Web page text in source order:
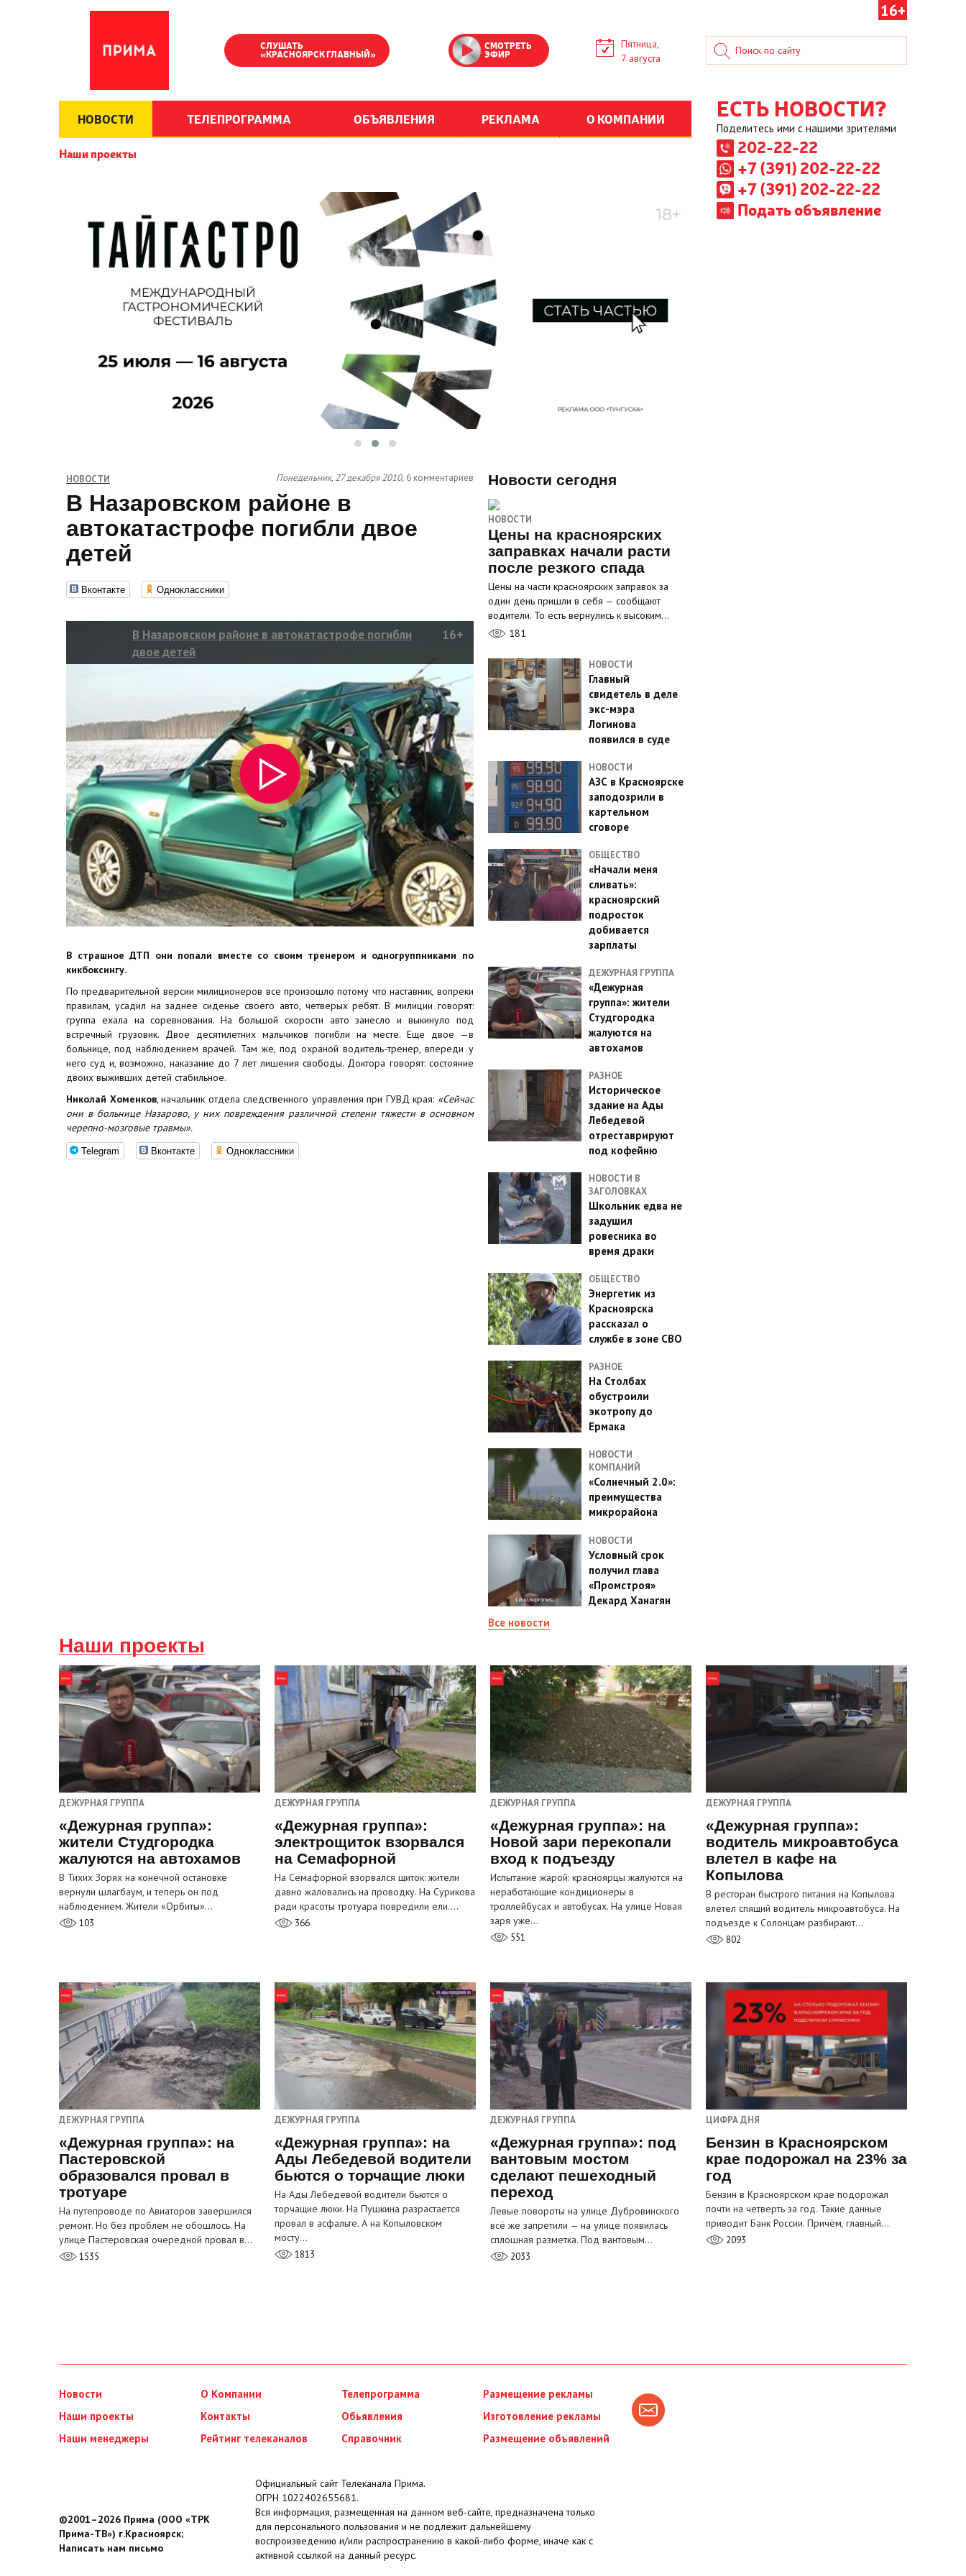
16+
СЛУШАТЬ
«КРАСНОЯРСК ГЛАВНЫЙ»
СМОТРЕТЬ
ЭФИР
Пятница,
7 августа
НОВОСТИ ТЕЛЕПРОГРАММА ОБЪЯВЛЕНИЯ РЕКЛАМА О КОМПАНИИ
Наши проекты
ЕСТЬ НОВОСТИ?
Поделитесь ими с нашими зрителями
202-22-22
+7 (391) 202-22-22
+7 (391) 202-22-22
Подать объявление
НОВОСТИ Понедельник, 27 декабря 2010, 6 комментариев
В Назаровском районе в
автокатастрофе погибли двое
детей
Вконтакте Одноклассники
В Назаровском районе в автокатастрофе погибли
двое детей
16+
В страшное ДТП они попали вместе со своим тренером и одногруппниками по
кикбоксингу.
По предварительной версии милиционеров все произошло потому что наставник, вопреки
правилам, усадил на заднее сиденье своего авто, четверых ребят. В милиции говорят:
группа ехала на соревнования. На большой скорости авто занесло и выкинуло под
встречный грузовик. Двое десятилетних мальчиков погибли на месте. Еще двое —в
больнице, под наблюдением врачей. Там же, под охраной водитель-тренер, впереди у
него суд и, возможно, наказание до 7 лет лишения свободы. Доктора говорят: состояние
двоих выживших детей стабильное.
Николай Хоменков, начальник отдела следственного управления при ГУВД края: «Сейчас
они в больнице Назарово, у них повреждения различной степени тяжести в основном
черепно-мозговые травмы».
Telegram Вконтакте Одноклассники
Новости сегодня
НОВОСТИ
Цены на красноярских
заправках начали расти
после резкого спада
Цены на части красноярских заправок за
один день пришли в себя — сообщают
водители. То есть вернулись к высоким…
181
НОВОСТИ
Главный
свидетель в деле
экс-мэра
Логинова
появился в суде
НОВОСТИ
АЗС в Красноярске
заподозрили в
картельном
сговоре
ОБЩЕСТВО
«Начали меня
сливать»:
красноярский
подросток
добивается
зарплаты
ДЕЖУРНАЯ ГРУППА
«Дежурная
группа»: жители
Студгородка
жалуются на
автохамов
РАЗНОЕ
Историческое
здание на Ады
Лебедевой
отреставрируют
под кофейню
НОВОСТИ В
ЗАГОЛОВКАХ
Школьник едва не
задушил
ровесника во
время драки
ОБЩЕСТВО
Энергетик из
Красноярска
рассказал о
службе в зоне СВО
РАЗНОЕ
На Столбах
обустроили
экотропу до
Ермака
НОВОСТИ
КОМПАНИЙ
«Солнечный 2.0»:
преимущества
микрорайона
НОВОСТИ
Условный срок
получил глава
«Промстроя»
Декард Ханагян
Все новости
Наши проекты
ДЕЖУРНАЯ ГРУППА
«Дежурная группа»:
жители Студгородка
жалуются на автохамов
В Тихих Зорях на конечной остановке
вернули шлагбаум, и теперь он под
наблюдением. Жители «Орбиты»…
103
ДЕЖУРНАЯ ГРУППА
«Дежурная группа»:
электрощиток взорвался
на Семафорной
На Семафорной взорвался щиток: жители
давно жаловались на проводку. На Сурикова
ради красоты тротуара повредили ели.…
366
ДЕЖУРНАЯ ГРУППА
«Дежурная группа»: на
Новой зари перекопали
вход к подъезду
Испытание жарой: красноярцы жалуются на
неработающие кондиционеры в
троллейбусах и автобусах. На улице Новая
заря уже…
551
ДЕЖУРНАЯ ГРУППА
«Дежурная группа»:
водитель микроавтобуса
влетел в кафе на
Копылова
В ресторан быстрого питания на Копылова
влетел спящий водитель микроавтобуса. На
подъезде к Солонцам разбирают…
802
ДЕЖУРНАЯ ГРУППА
«Дежурная группа»: на
Пастеровской
образовался провал в
тротуаре
На путепроводе по Авиаторов завершился
ремонт. Но без проблем не обошлось. На
улице Пастеровская очередной провал в…
1535
ДЕЖУРНАЯ ГРУППА
«Дежурная группа»: на
Ады Лебедевой водители
бьются о торчащие люки
На Ады Лебедевой водители бьются о
торчащие люки. На Пушкина разрастается
провал в асфальте. А на Копыловском
мосту…
1813
ДЕЖУРНАЯ ГРУППА
«Дежурная группа»: под
вантовым мостом
сделают пешеходный
переход
Левые повороты на улице Дубровинского
всё же запретили — на улице появилась
сплошная разметка. Под вантовым…
2033
ЦИФРА ДНЯ
Бензин в Красноярском
крае подорожал на 23% за
год
Бензин в Красноярском крае подорожал
почти на четверть за год. Такие данные
приводит Банк России. Причём, главный…
2093
Новости
Наши проекты
Наши менеджеры
О Компании
Контакты
Рейтинг телеканалов
Телепрограмма
Обьявления
Справочник
Размещение рекламы
Изготовление рекламы
Размещение объявлений
©2001–2026 Прима (ООО «ТРК
Прима-ТВ») г.Красноярск;
Написать нам письмо
Официальный сайт Телеканала Прима.
ОГРН 1022402655681.
Вся информация, размещенная на данном веб-сайте, предназначена только
для персонального пользования и не подлежит дальнейшему
воспроизведению и/или распространению в какой-либо форме, иначе как с
активной ссылкой на данный ресурс.